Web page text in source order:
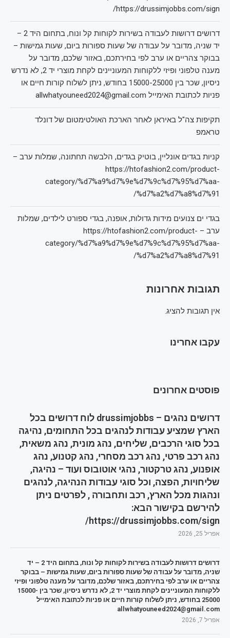
https://drussimjobbs.com/sign/
דרושים דרושות לעבודה בשירות לקוחות קל ונוח, בתחום היד 2 –
יד שניה, מדובר על עבודה של שעות ספורות ביום, שעות גמישות –
בבוקר צהריים או ערב לפי בחירתכם, באזור שלכם, מדובר על
מענה טלפוני ופיזי ללקוחות המעוניינים לקחת מוצרי יד 2, לא נדרש
ניסיון, שכר בין 15000-25000 בחודש, ניתן לשלוח קורות חיים או
פניות לכתובת האימייל allwhatyouneed2024@gmail.com
תקיפות צה"ל באיראן לאחר הארכת האולטימטום של דונלד
טראמפ
קניות בגדים אונליין, בוטיק בגדים, הלבשה תחתונה, שמלות ערב –
https://htofashion2.com/product-
category/%d7%a9%d7%9e%d7%9c%d7%95%d7%aa-
%d7%a2%d7%a8%d7%91/
בגדי ים צנועים מידות גדולות, אופנה, בגדי ספורט לילדים, שמלות
ערב – https://htofashion2.com/product-
category/%d7%a9%d7%9e%d7%9c%d7%95%d7%aa-
%d7%a2%d7%a8%d7%91/
תגובות אחרונות
אין תגובות להציג.
עקבו אחרינו
פוסטים אחרונים
דרושים נהגים – drussimjobbs לוח דרושים בכל
הארץ שמציע עבודות לנהגים בכל התחומים, נהיגה
בכל סוגי הרכבים, שליחים, נהג מונית, נהג משאית,
נהג רכב פרטי, נהג רכב מסחרי, נהג קטנוע, נהג
אופנוע, נהג טרקטור, נהגי אוטובוס ועוד – נהיגה,
שליחויות, הפצה, וכל סוגי עבודות הנהיגה, לנהגים
ונהגות מכל הארץ, רכב ותחבורה , לפרטים ניתן
להירשם בקישור הבא:
https://drussimjobbs.com/sign/
אפריל 25, 2026
דרושים דרושות לעבודה בשירות לקוחות קל ונוח, בתחום היד 2 – יד
שניה, מדובר על עבודה של שעות ספורות ביום, שעות גמישות – בבוקר
צהריים או ערב לפי בחירתכם, באזור שלכם, מדובר על מענה טלפוני ופיזי
ללקוחות המעוניינים לקחת מוצרי יד 2, לא נדרש ניסיון, שכר בין 15000-
25000 בחודש, ניתן לשלוח קורות חיים או פניות לכתובת האימייל
allwhatyouneed2024@gmail.com
אפריל 7, 2026